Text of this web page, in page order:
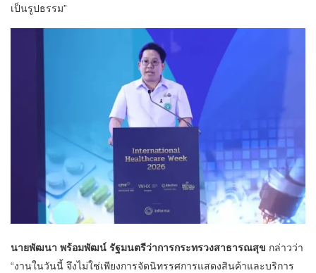
เป็นรูปธรรม”
นายพัฒนา พร้อมพัฒน์ รัฐมนตรีว่าการกระทรวงสาธารณสุข กล่าวว่า
“งานในวันนี้ จึงไม่ใช่เพียงการจัดนิทรรศการแสดงสินค้าและบริการ